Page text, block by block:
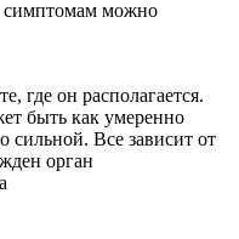
симптомам можно
где он располагается.
быть как умеренно
сильной. Все зависит от
орган